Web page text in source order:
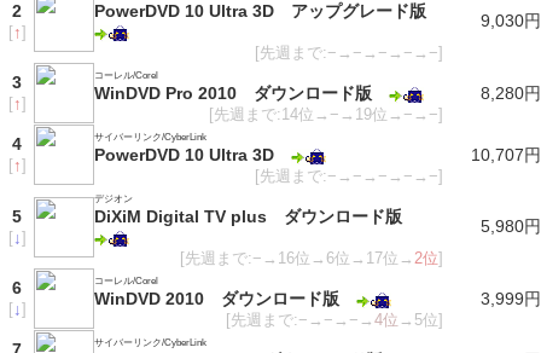
2
[↑]
PowerDVD 10 Ultra 3D アップグレード版
[先週まで:−→−→−→−→−]
9,030円
3
[↑]
コーレル/Corel
WinDVD Pro 2010 ダウンロード版
[先週まで:14位→−→19位→−→−]
8,280円
4
[↑]
サイバーリンク/CyberLink
PowerDVD 10 Ultra 3D
[先週まで:−→−→−→−→−]
10,707円
5
[↓]
デジオン
DiXiM Digital TV plus ダウンロード版
[先週まで:−→16位→6位→17位→2位]
5,980円
6
[↓]
コーレル/Corel
WinDVD 2010 ダウンロード版
[先週まで:−→−→−→4位 →5位]
3,999円
サイバーリンク/CyberLink